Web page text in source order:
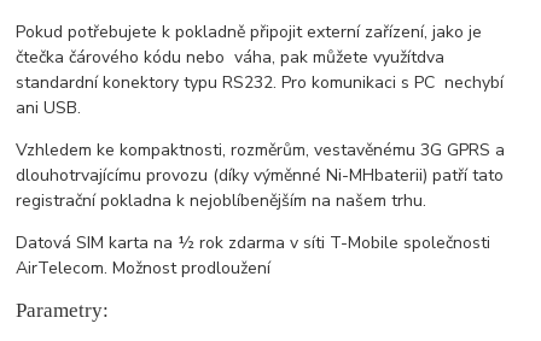
Pokud potřebujete k pokladně připojit externí zařízení, jako je
čtečka čárového kódu nebo váha, pak můžete využítdva
standardní konektory typu RS232. Pro komunikaci s PC nechybí
ani USB.
Vzhledem ke kompaktnosti, rozměrům, vestavěnému 3G GPRS a
dlouhotrvajícímu provozu (díky výměnné Ni-MHbaterii) patří tato
registrační pokladna k nejoblíbenějším na našem trhu.
Datová SIM karta na ½ rok zdarma v síti T-Mobile společnosti
AirTelecom. Možnost prodloužení
Parametry: